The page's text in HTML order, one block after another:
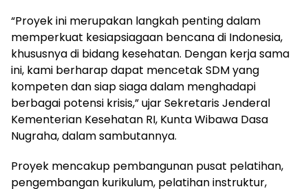
“Proyek ini merupakan langkah penting dalam
memperkuat kesiapsiagaan bencana di Indonesia,
khususnya di bidang kesehatan. Dengan kerja sama
ini, kami berharap dapat mencetak SDM yang
kompeten dan siap siaga dalam menghadapi
berbagai potensi krisis,” ujar Sekretaris Jenderal
Kementerian Kesehatan RI, Kunta Wibawa Dasa
Nugraha, dalam sambutannya.
Proyek mencakup pembangunan pusat pelatihan,
pengembangan kurikulum, pelatihan instruktur,